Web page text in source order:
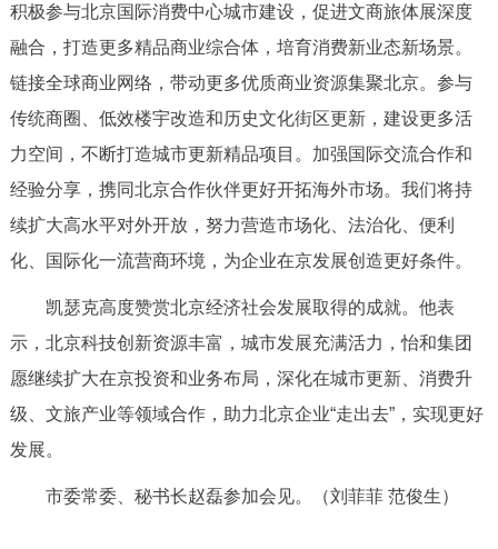
政务服务
中介服务 阳光政务
政民互动
12345网上接诉即办 我要咨询 我要建议
参与调查 在线访谈 图说互动
北京概况 十六区概览 人文北京
积极参与北京国际消费中心城市建设，促进文商旅体展深度
融合，打造更多精品商业综合体，培育消费新业态新场景。
链接全球商业网络，带动更多优质商业资源集聚北京。参与
传统商圈、低效楼宇改造和历史文化街区更新，建设更多活
力空间，不断打造城市更新精品项目。加强国际交流合作和
经验分享，携同北京合作伙伴更好开拓海外市场。我们将持
续扩大高水平对外开放，努力营造市场化、法治化、便利
化、国际化一流营商环境，为企业在京发展创造更好条件。
凯瑟克高度赞赏北京经济社会发展取得的成就。他表
示，北京科技创新资源丰富，城市发展充满活力，怡和集团
愿继续扩大在京投资和业务布局，深化在城市更新、消费升
级、文旅产业等领域合作，助力北京企业“走出去”，实现更好
发展。
市委常委、秘书长赵磊参加会见。（刘菲菲 范俊生）